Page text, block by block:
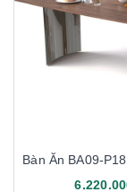
Bàn Ăn BA09-